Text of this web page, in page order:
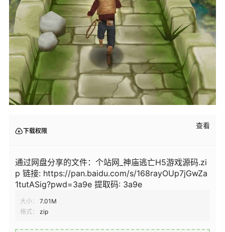
下载权限
查看
通过网盘分享的文件：个站网_神庙逃亡H5游戏源码.zi
p 链接: https://pan.baidu.com/s/168rayOUp7jGwZa
1tutASig?pwd=3a9e 提取码: 3a9e
大小：
7.01M
格式：
zip